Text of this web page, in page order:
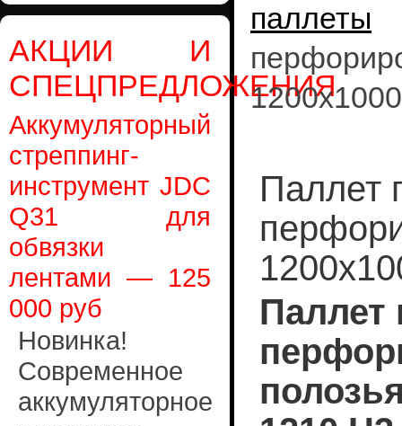
АКЦИИ И
СПЕЦПРЕДЛОЖЕНИЯ
Аккумуляторный
стреппинг-
инструмент JDC
Q31 для
обвязки
лентами — 125
000 руб
Новинка!
Современное
аккумуляторное
паллеты
Паллет
Паллет